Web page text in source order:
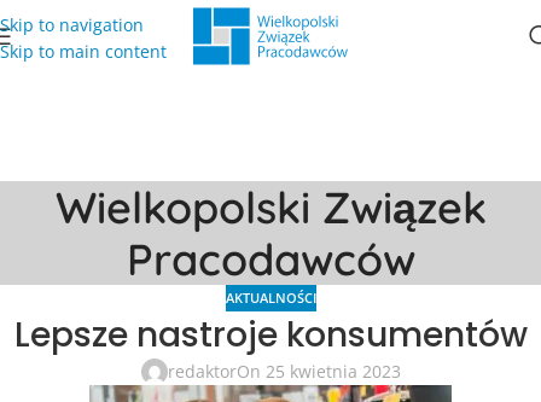
Skip to navigation
Skip to main content
Wielkopolski Związek
Pracodawców
AKTUALNOŚCI
Lepsze nastroje konsumentów
redaktorOn 25 kwietnia 2023